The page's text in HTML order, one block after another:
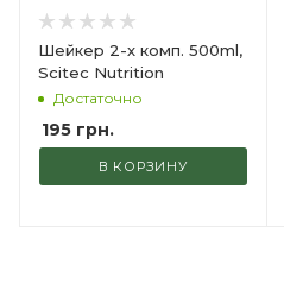
Шейкер 2-х комп. 500ml,
Scitec Nutrition
Достаточно
195 грн.
В КОРЗИНУ